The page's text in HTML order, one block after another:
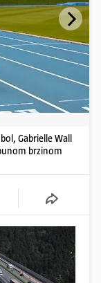
Gabrielle Wall
brzinom